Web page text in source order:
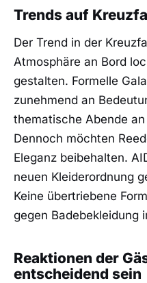
Trends auf
Der Trend in der
Atmosphäre an Bord
gestalten. Formelle
zunehmend an
thematische Abende
Dennoch möchten
Eleganz beibehalten.
neuen Kleiderordnung
Keine übertriebene
gegen Badebekleidung
Reaktionen der
entscheidend sein